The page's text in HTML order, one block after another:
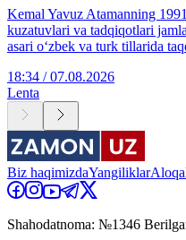
Kemal Yavuz Atamanning
kuzatuvlari va tadqiqotlari
asari o‘zbek va turk tillarida
18:34 / 07.08.2026
Lenta
Biz haqimizdaYangiliklarAloqa
Shahodatnoma: №1346